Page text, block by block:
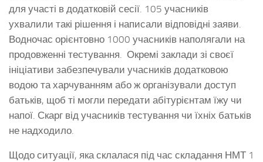
для участі в додатковій сесії. 105 учасників
ухвалили такі рішення і написали відповідні заяви.
Водночас орієнтовно 1000 учасників наполягали на
продовженні тестування. Окремі заклади зі своєї
ініціативи забезпечували учасників додатковою
водою та харчуванням або ж організували доступ
батьків, щоб ті могли передати абітурієнтам їжу чи
напої. Скарг від учасників тестування чи їхніх батьків
не надходило.
Щодо ситуації, яка склалася під час складання НМТ 1